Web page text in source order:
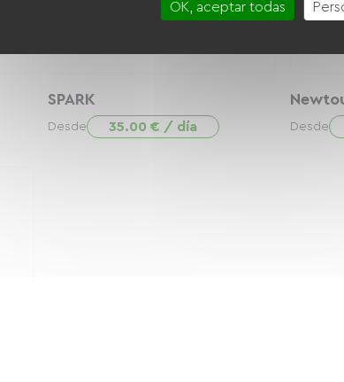
SPARK
Desde 35.00 € / día Desde
OK, aceptar todas